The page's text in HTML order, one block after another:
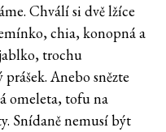
Chválí si dvě lžíce
chia, konopná a
trochu
Anebo snězte
omeleta, tofu na
Snídaně nemusí být